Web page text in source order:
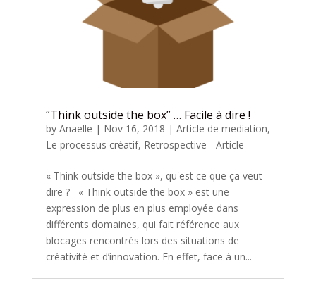
“Think outside the box” … Facile à dire !
by Anaelle | Nov 16, 2018 | Article de mediation,
Le processus créatif, Retrospective - Article
« Think outside the box », qu'est ce que ça veut
dire ? « Think outside the box » est une
expression de plus en plus employée dans
différents domaines, qui fait référence aux
blocages rencontrés lors des situations de
créativité et d’innovation. En effet, face à un...